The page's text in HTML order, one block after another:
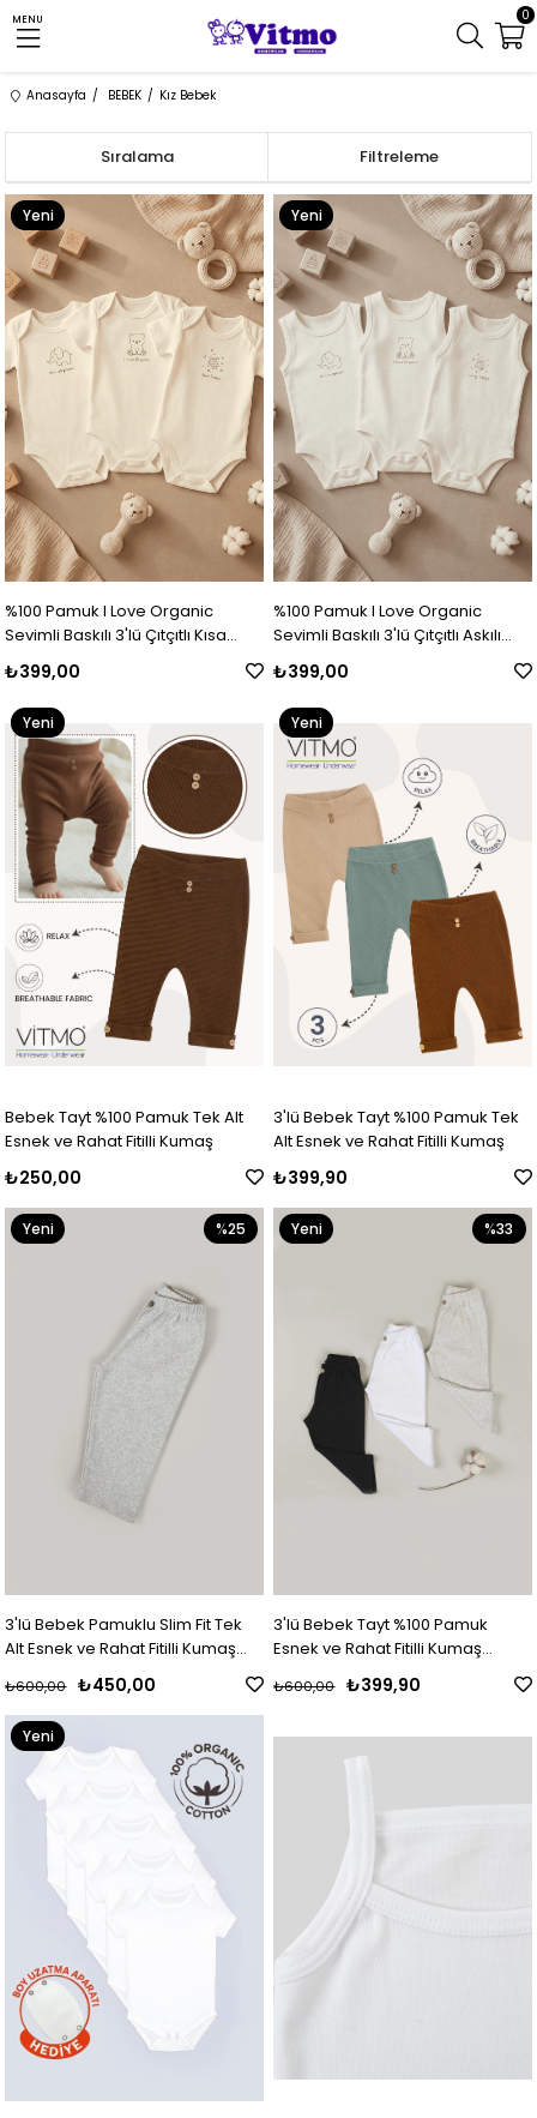
MENU 0
Anasayfa BEBEK Kız Bebek
Filtreleme
Sıralama
%100 Pamuk I Love Organic
Sevimli Baskılı 3'lü Çıtçıtlı Kısa
Kollu Bebek Body Seti , Zıbın, 0-6
Yaş
₺399,00
Yeni
Ürün
%100 Pamuk I Love Organic
Sevimli Baskılı 3'lü Çıtçıtlı Askılı
₺399,00
Yeni
Ürün
Bebek Tayt %100 Pamuk Tek Alt
Esnek ve Rahat Fitilli Kumaş
₺250,00
Yeni
Ürün
3'lü Bebek Tayt %100 Pamuk Tek
Alt Esnek ve Rahat Fitilli Kumaş
₺399,90
Yeni
Ürün
3'lü Bebek Pamuklu Slim Fit Tek
Alt Esnek ve Rahat Fitilli Kumaş
₺450,00
₺600,00
%25
Yeni
3'lü Bebek Tayt %100 Pamuk
Esnek ve Rahat Fitilli Kumaş
₺399,90
₺600,00
%33
Yeni
Yeni
Ürün